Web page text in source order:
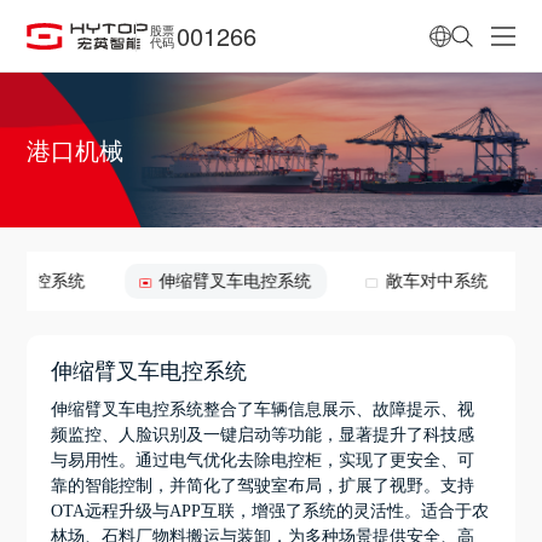
股票
代码 001266
港口机械
电控系统 伸缩臂叉车电控系统 敞车对中系统
伸缩臂叉车电控系统
伸缩臂叉车电控系统整合了车辆信息展示、故障提示、视
频监控、人脸识别及一键启动等功能，显著提升了科技感
与易用性。通过电气优化去除电控柜，实现了更安全、可
靠的智能控制，并简化了驾驶室布局，扩展了视野。支持
OTA远程升级与APP互联，增强了系统的灵活性。适合于农
林场、石料厂物料搬运与装卸，为多种场景提供安全、高